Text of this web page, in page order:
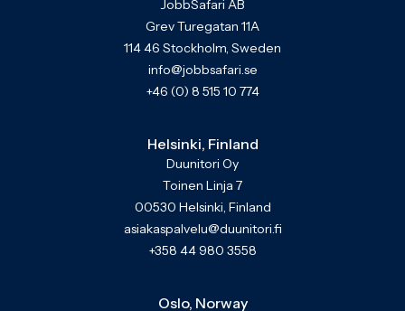
JobbSafari AB
Grev Turegatan 11A
114 46 Stockholm, Sweden
info@jobbsafari.se
+46 (0) 8 515 10 774
Helsinki, Finland
Duunitori Oy
Toinen Linja 7
00530 Helsinki, Finland
asiakaspalvelu@duunitori.fi
+358 44 980 3558
Oslo, Norway